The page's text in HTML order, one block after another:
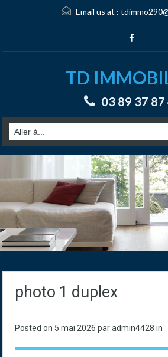
Email us at :
TD
03 89 37 87
photo 1 duplex
Posted on 5 mai 2026 par admin4428 in